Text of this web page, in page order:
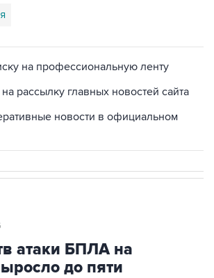
на профессиональную ленту
рассылку главных новостей сайта
новости в официальном
атаки БПЛА на
до пяти